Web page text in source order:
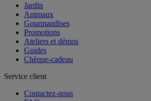
Jardin
Animaux
Gourmandises
Promotions
Ateliers et démos
Guides
Chèque-cadeau
Service client
Contactez-nous